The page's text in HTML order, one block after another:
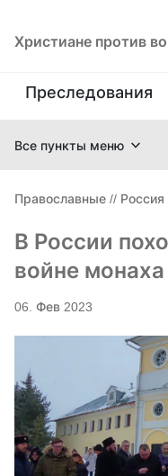
Христиане против
Преследования
Все пункты меню
Православные // Россия
В России
войне монаха
06. Фев 2023